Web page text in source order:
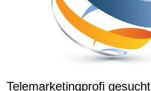
Telemarketingprofi gesucht